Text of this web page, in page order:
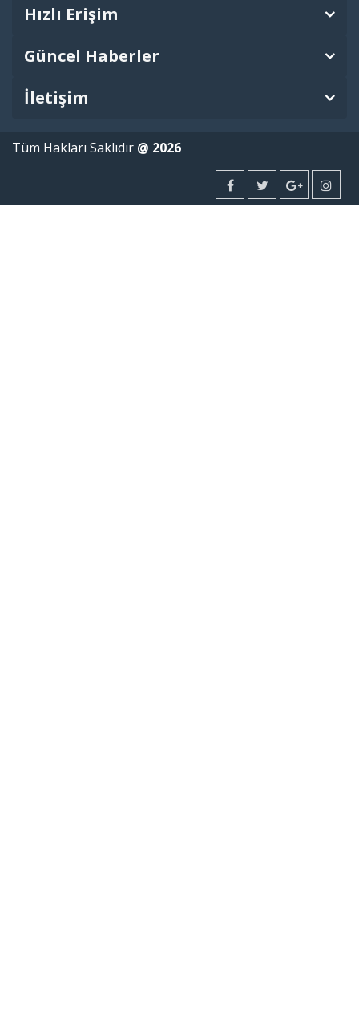
Hızlı Erişim
Güncel Haberler
İletişim
Tüm Hakları Saklıdır @ 2026